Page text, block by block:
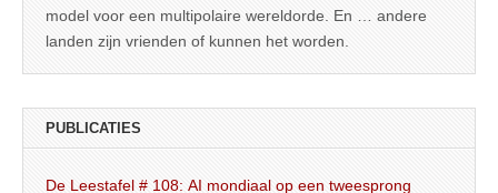
model voor een multipolaire wereldorde. En … andere
landen zijn vrienden of kunnen het worden.
PUBLICATIES
De Leestafel # 108: AI mondiaal op een tweesprong